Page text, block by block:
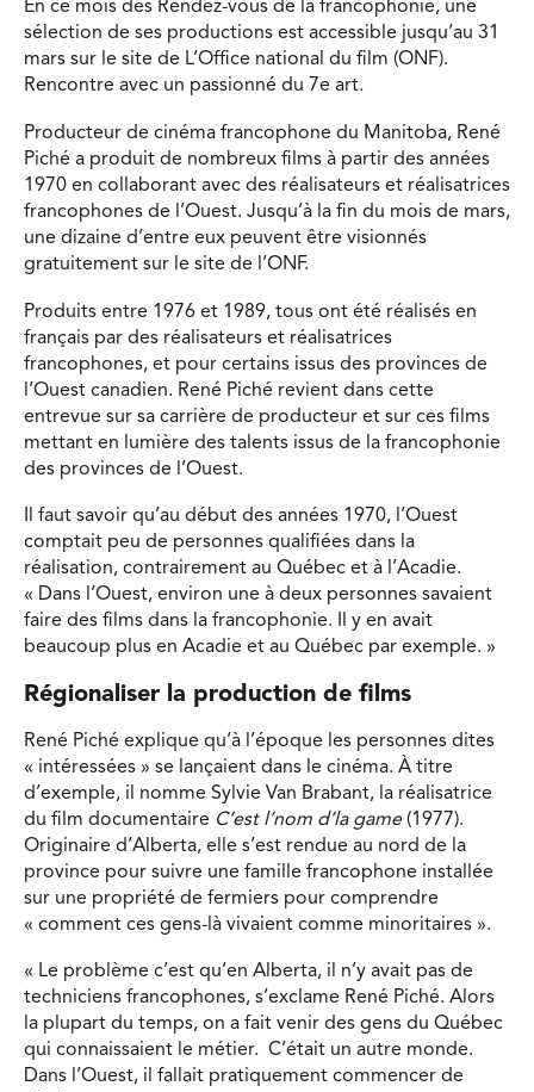
En ce mois des Rendez-vous de la francophonie, une
sélection de ses productions est accessible jusqu’au 31
mars sur le site de L’Office national du film (ONF).
Rencontre avec un passionné du 7e art.
Producteur de cinéma francophone du Manitoba, René
Piché a produit de nombreux films à partir des années
1970 en collaborant avec des réalisateurs et réalisatrices
francophones de l’Ouest. Jusqu’à la fin du mois de mars,
une dizaine d’entre eux peuvent être visionnés
gratuitement sur le site de l’ONF.
Produits entre 1976 et 1989, tous ont été réalisés en
français par des réalisateurs et réalisatrices
francophones, et pour certains issus des provinces de
l’Ouest canadien. René Piché revient dans cette
entrevue sur sa carrière de producteur et sur ces films
mettant en lumière des talents issus de la francophonie
des provinces de l’Ouest.
Il faut savoir qu’au début des années 1970, l’Ouest
comptait peu de personnes qualifiées dans la
réalisation, contrairement au Québec et à l’Acadie.
« Dans l’Ouest, environ une à deux personnes savaient
faire des films dans la francophonie. Il y en avait
beaucoup plus en Acadie et au Québec par exemple. »
Régionaliser la production de films
René Piché explique qu’à l’époque les personnes dites
« intéressées » se lançaient dans le cinéma. À titre
d’exemple, il nomme Sylvie Van Brabant, la réalisatrice
du film documentaire C’est l’nom d’la game(1977).
Originaire d’Alberta, elle s’est rendue au nord de la
province pour suivre une famille francophone installée
sur une propriété de fermiers pour comprendre
« comment ces gens-là vivaient comme minoritaires ».
« Le problème c’est qu’en Alberta, il n’y avait pas de
techniciens francophones, s’exclame René Piché. Alors
la plupart du temps, on a fait venir des gens du Québec
qui connaissaient le métier. C’était un autre monde.
Dans l’Ouest, il fallait pratiquement commencer de